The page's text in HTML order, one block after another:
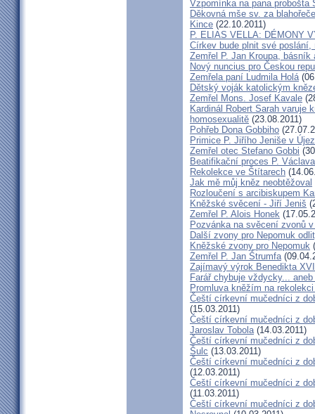
Vzpomínka na pana probošta
Děkovná mše sv. za
Kince (22.10.2011)
P. ELIAS VELLA: DÉMONY
Církev bude plnit své
Zemřel P. Jan Kroupa, básník
Nový nuncius pro Českou
Zemřela paní Ludmila Holá
Dětský voják katolickým
Zemřel Mons. Josef Kavale
Kardinál Robert Sarah varuje
homosexualitě (23.08.2011)
Pohřeb Dona Gobbiho
Primice P. Jiřího Jeniše v
Zemřel otec Stefano Gobbi
Beatifikační proces P.
Rekolekce ve Štítarech
Jak mě můj kněz neobtěžoval
Rozloučení s arcibiskupem
Kněžské svěcení - Jiří Jeniš
Zemřel P. Alois Honek
Pozvánka na svěcení zvonů
Další zvony pro Nepomuk
Kněžské zvony pro Nepomuk
Zemřel P. Jan Štrumfa
Zajímavý výrok Benedikta
Farář chybuje vždycky...
Promluva kněžím na
Čeští církevní mučedníci z
(15.03.2011)
Čeští církevní mučedníci z
Jaroslav Tobola(14.03.2011)
Čeští církevní mučedníci z
Šulc (13.03.2011)
Čeští církevní mučedníci z
(12.03.2011)
Čeští církevní mučedníci z
(11.03.2011)
Čeští církevní mučedníci z